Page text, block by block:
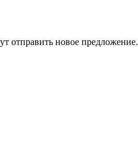
отправить новое предложение.